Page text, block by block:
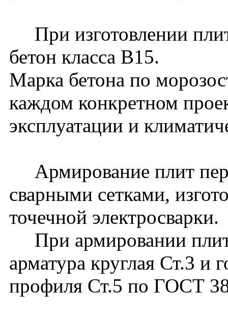
При изготовлении
бетон класса В15.
Марка бетона по
каждом конкретном
эксплуатации и
Армирование плит
сварными сетками,
точечной электросварки.
При армировании
арматура круглая Ст.3 и
профиля Ст.5 по ГОСТ